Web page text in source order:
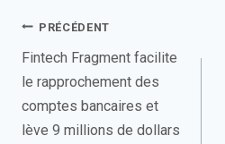
Navigation
de
l’article
PRÉCÉDENT
Fintech Fragment facilite
le rapprochement des
comptes bancaires et
lève 9 millions de dollars